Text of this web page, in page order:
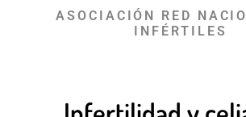
ASOCIACIÓN RED
INFÉRTILES